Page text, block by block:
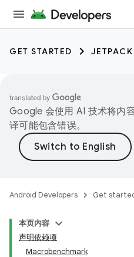
GET STARTED JETPACK
Google 会使用 AI 技术将内
译可能包含错误。
Android Developers Get
本页内容
声明依赖项
Macrobenchmark